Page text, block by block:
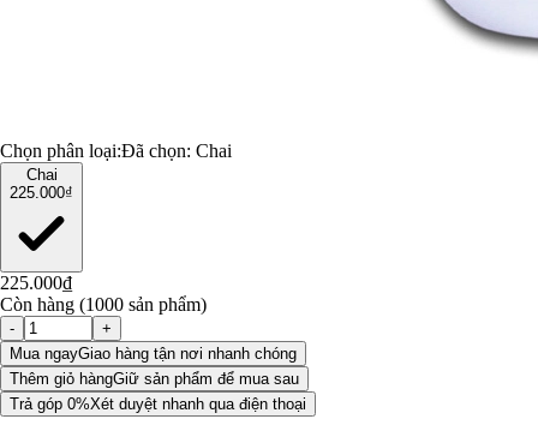
Chọn phân loại:Đã chọn: Chai
Chai
225.000₫
225.000₫
Còn hàng (1000 sản phẩm)
-
+
Mua ngayGiao hàng tận nơi nhanh chóng
Thêm giỏ hàngGiữ sản phẩm để mua sau
Trả góp 0%Xét duyệt nhanh qua điện thoại